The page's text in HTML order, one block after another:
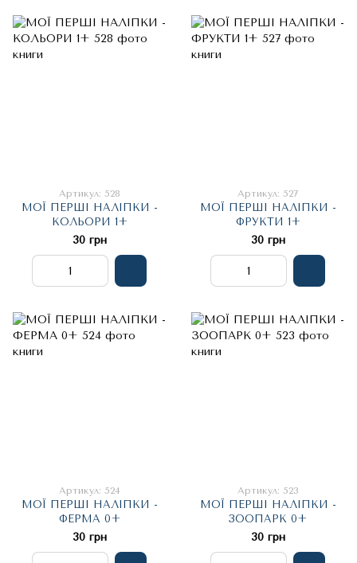
Артикул: 528
МОЇ ПЕРШІ НАЛІПКИ -
КОЛЬОРИ 1+
30 грн
Артикул: 527
МОЇ ПЕРШІ НАЛІПКИ -
ФРУКТИ 1+
30 грн
Артикул: 524
МОЇ ПЕРШІ НАЛІПКИ -
ФЕРМА 0+
30 грн
Артикул: 523
МОЇ ПЕРШІ НАЛІПКИ -
ЗООПАРК 0+
30 грн